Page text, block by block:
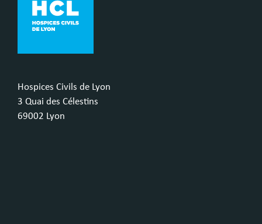
Hospices Civils de Lyon
3 Quai des Célestins
69002 Lyon